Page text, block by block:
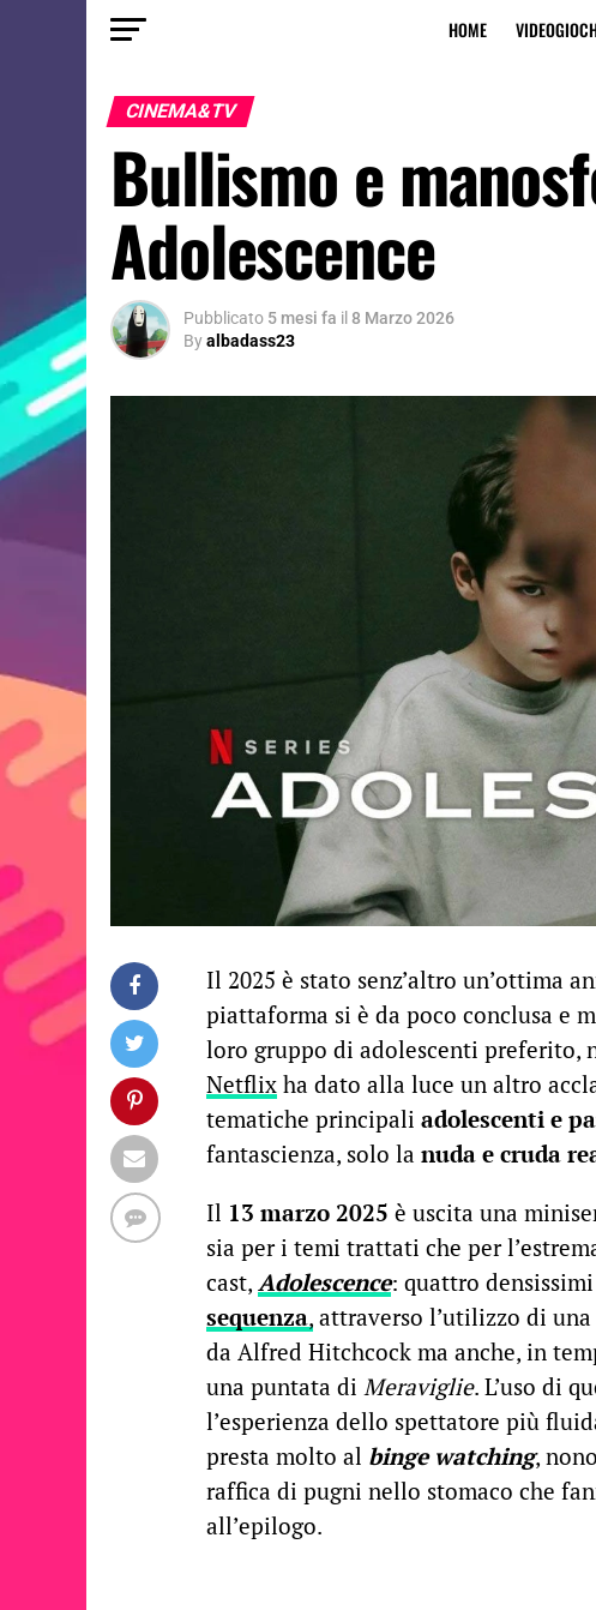
HOME
CINEMA&TV
Bullismo e
Adolescence
Pubblicato 5 mesi fa il 8 Marzo 2026
Byalbadass23
Il 2025 è stato senz’altro un’ottima
piattaforma si è da poco conclusa e
loro gruppo di adolescenti preferito,
Netflix ha dato alla luce un altro
tematiche principali adolescenti e
fantascienza, solo la nuda e cruda
Il 13 marzo 2025 è uscita una
sia per i temi trattati che per
cast, Adolescence: quattro
sequenza, attraverso l’utilizzo di
da Alfred Hitchcock ma anche, in
una puntata di Meraviglie. L’uso di
l’esperienza dello spettatore più
presta molto al binge watching,
raffica di pugni nello stomaco che
all’epilogo.